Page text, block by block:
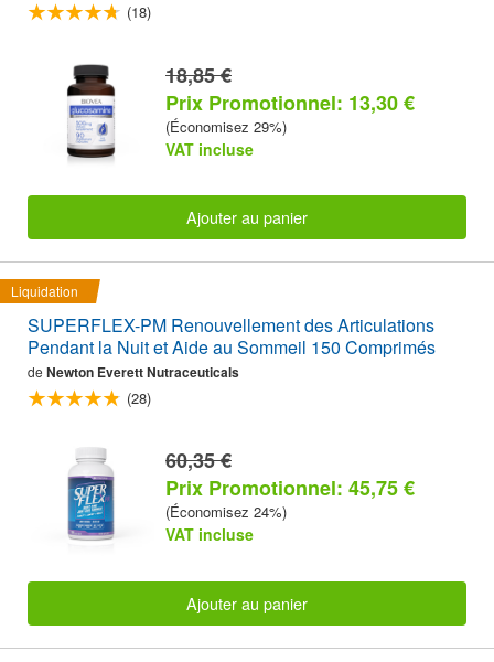
(18)
18,85 €
Prix Promotionnel: 13,30 €
(Économisez 29%)
VAT incluse
Ajouter au panier
Liquidation
SUPERFLEX-PM Renouvellement des Articulations
Pendant la Nuit et Aide au Sommeil 150 Comprimés
de Newton Everett Nutraceuticals
(28)
60,35 €
Prix Promotionnel: 45,75 €
(Économisez 24%)
VAT incluse
Ajouter au panier